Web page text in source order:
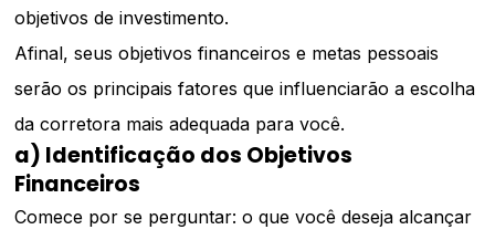
objetivos de investimento.
Afinal, seus objetivos financeiros e metas pessoais
serão os principais fatores que influenciarão a escolha
da corretora mais adequada para você.
a) Identificação dos Objetivos
Financeiros
Comece por se perguntar: o que você deseja alcançar